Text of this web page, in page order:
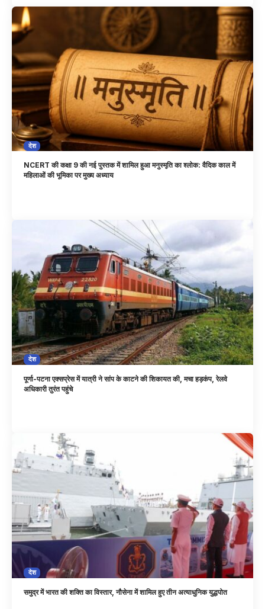
देश
NCERT की कक्षा 9 की नई पुस्तक में शामिल हुआ मनुस्मृति का श्लोक: वैदिक काल में
महिलाओं की भूमिका पर मुख्य अध्याय
देश
पूर्णा-पटना एक्सप्रेस में यात्री ने सांप के काटने की शिकायत की, मचा हड़कंप, रेलवे
अधिकारी तुरंत पहुंचे
देश
समुद्र में भारत की शक्ति का विस्तार, नौसेना में शामिल हुए तीन अत्याधुनिक युद्धपोत